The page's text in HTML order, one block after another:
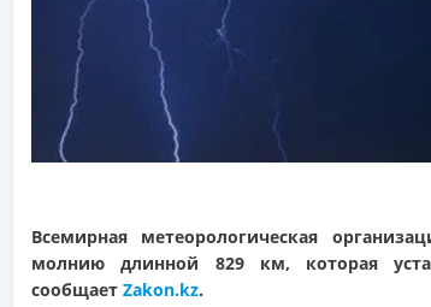
Всемирная метеорологическая
молнию длинной 829 км, которая
сообщает Zakon.kz.